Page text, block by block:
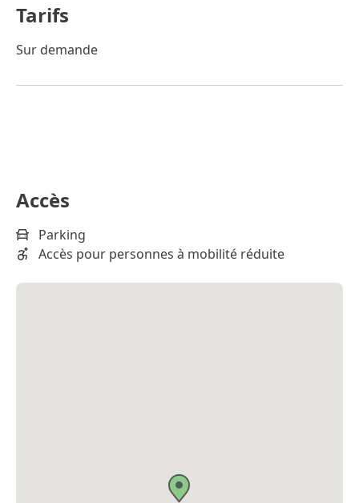
Tarifs
Sur demande
Accès
Parking
Accès pour personnes à mobilité réduite